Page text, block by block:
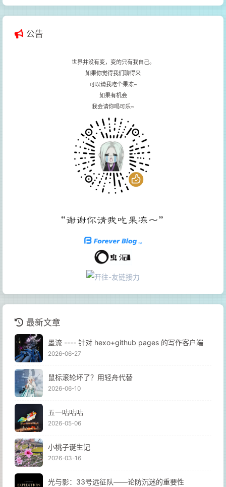
公告
世界并没有变，变的只有我自己。
如果你觉得我们聊得来
可以请我吃个果冻~
如果有机会
我会请你喝可乐~
最新文章
墨流 ---- 针对 hexo+github pages 的写作客户端
2026-06-27
鼠标滚轮坏了？用轻舟代替
2026-06-10
五一咕咕咕
2026-05-06
小桃子诞生记
2026-03-16
光与影：33号远征队——论防沉迷的重要性